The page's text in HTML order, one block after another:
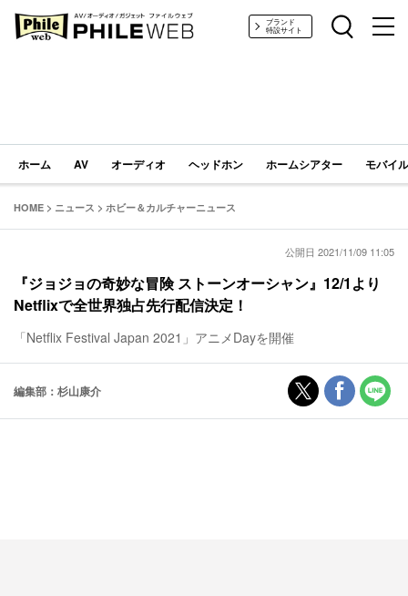
PHILE WEB｜AV/オーディオ/ガジェットブランド
特設サイト
ホーム AV オーディオ ヘッドホン ホームシアター モバイ
HOME > ニュース > ホビー＆カルチャーニュース
公開日 2021/11/09 11:05
『ジョジョの奇妙な冒険 ストーンオーシャン』12/1より
Netflixで全世界独占先行配信決定！
「Netflix Festival Japan 2021」アニメDayを開催
編集部：杉山康介